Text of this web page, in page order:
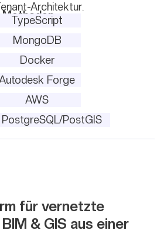
Architektur.
Methoden
TypeScript
MongoDB
Docker
Forge
AWS
PostgreSQL/PostGIS
für vernetzte
& GIS aus einer